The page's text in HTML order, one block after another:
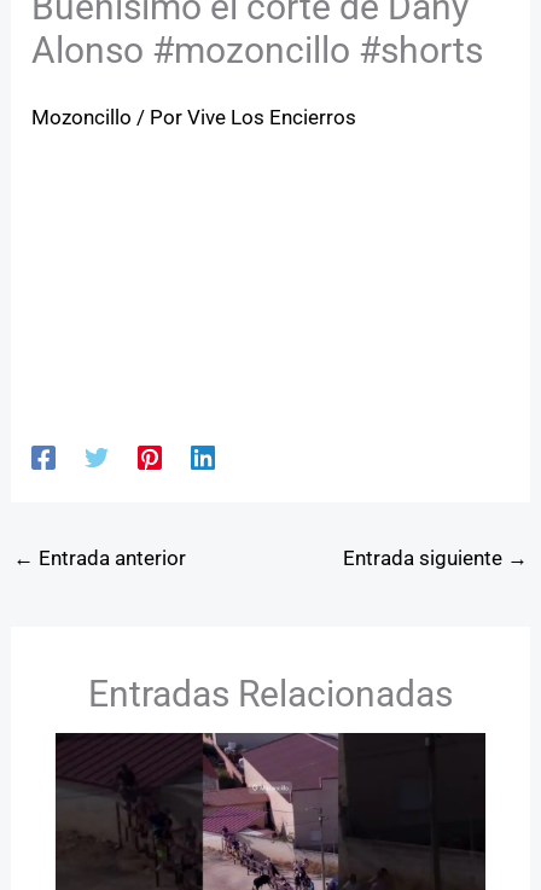
Alonso #mozoncillo #shorts
Mozoncillo / PorVive Los Encierros
← Entrada anterior Entrada siguiente →
Entradas Relacionadas